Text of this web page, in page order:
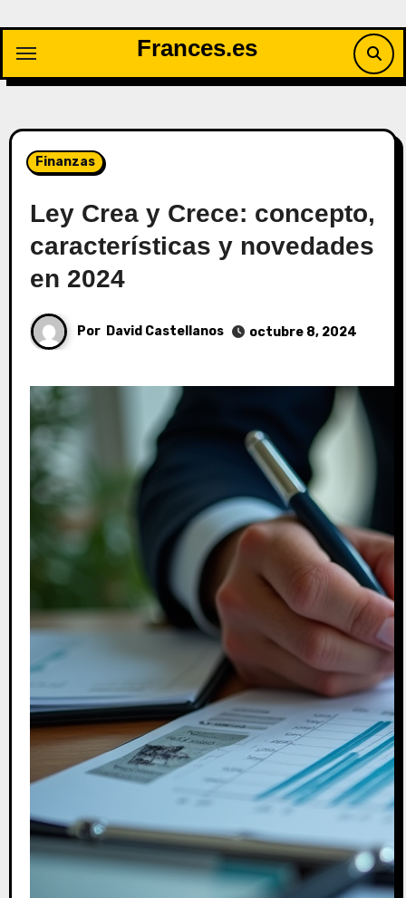
contenido
Frances.es
Finanzas
Ley Crea y Crece: concepto,
características y novedades
en 2024
Por David Castellanos octubre 8, 2024